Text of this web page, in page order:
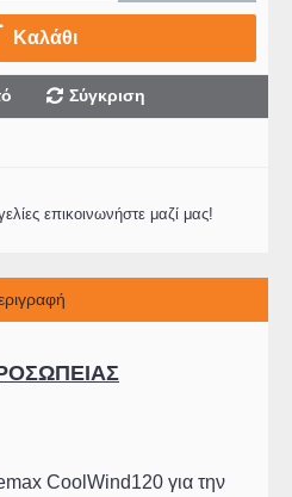
Καλάθι
Σύγκριση
επικοινωνήστε μαζί μας!
CoolWind120 για την